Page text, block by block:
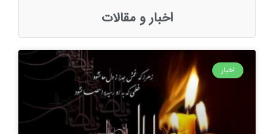
اخبار و مقالات
اخبار Page
Page
Page
Page